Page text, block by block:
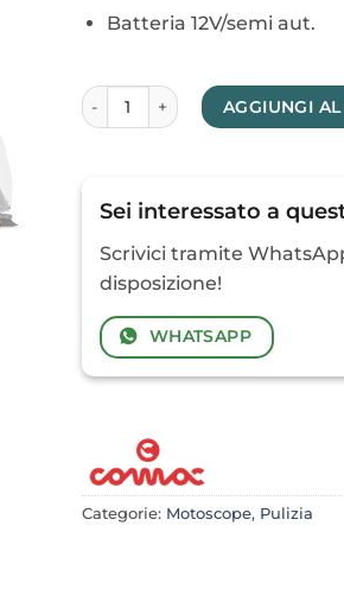
Batteria 12V/semi aut.
Spazzatrice Comac CS 500
AGGIUNGI
Sei interessato a
Scrivici tramite
disposizione!
WHATSAPP
Categorie: Motoscope, Pulizia